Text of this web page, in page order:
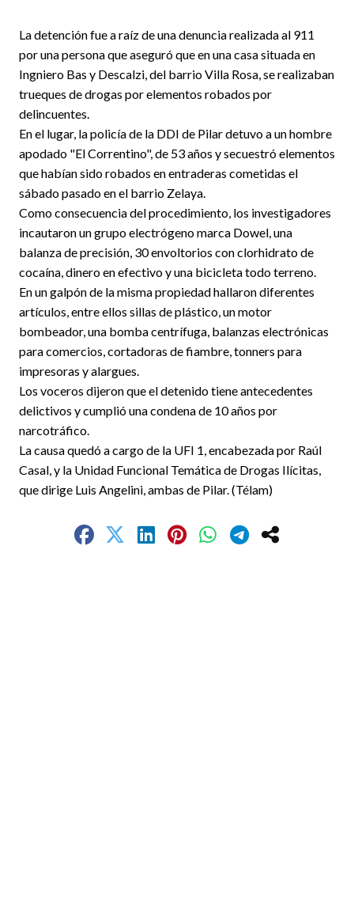
La detención fue a raíz de una denuncia realizada al 911
por una persona que aseguró que en una casa situada en
Ingniero Bas y Descalzi, del barrio Villa Rosa, se realizaban
trueques de drogas por elementos robados por
delincuentes.
En el lugar, la policía de la DDI de Pilar detuvo a un hombre
apodado "El Correntino", de 53 años y secuestró elementos
que habían sido robados en entraderas cometidas el
sábado pasado en el barrio Zelaya.
Como consecuencia del procedimiento, los investigadores
incautaron un grupo electrógeno marca Dowel, una
balanza de precisión, 30 envoltorios con clorhidrato de
cocaína, dinero en efectivo y una bicicleta todo terreno.
En un galpón de la misma propiedad hallaron diferentes
artículos, entre ellos sillas de plástico, un motor
bombeador, una bomba centrífuga, balanzas electrónicas
para comercios, cortadoras de fiambre, tonners para
impresoras y alargues.
Los voceros dijeron que el detenido tiene antecedentes
delictivos y cumplió una condena de 10 años por
narcotráfico.
La causa quedó a cargo de la UFI 1, encabezada por Raúl
Casal, y la Unidad Funcional Temática de Drogas Ilícitas,
que dirige Luis Angelini, ambas de Pilar. (Télam)